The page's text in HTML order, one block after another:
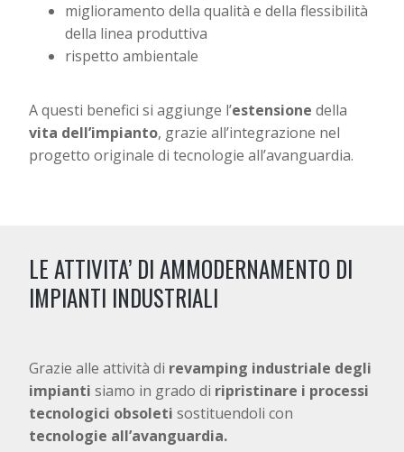
miglioramento della qualità e della flessibilità
della linea produttiva
rispetto ambientale
A questi benefici si aggiunge l’estensione della
vita dell’impianto, grazie all’integrazione nel
progetto originale di tecnologie all’avanguardia.
LE ATTIVITA’ DI AMMODERNAMENTO DI
IMPIANTI INDUSTRIALI
Grazie alle attività di revamping industriale degli
impiantisiamo in grado di ripristinare i processi
tecnologici obsoleti sostituendoli con
tecnologie all’avanguardia.